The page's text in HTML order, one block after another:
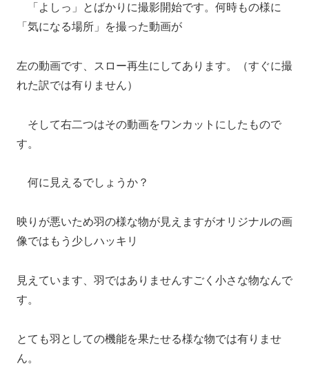
「よしっ」とばかりに撮影開始です。何時もの様に
「気になる場所」を撮った動画が
左の動画です、スロー再生にしてあります。（すぐに撮
れた訳では有りません）
そして右二つはその動画をワンカットにしたもので
す。
何に見えるでしょうか？
映りが悪いため羽の様な物が見えますがオリジナルの画
像ではもう少しハッキリ
見えています、羽ではありませんすごく小さな物なんで
す。
とても羽としての機能を果たせる様な物では有りませ
ん。